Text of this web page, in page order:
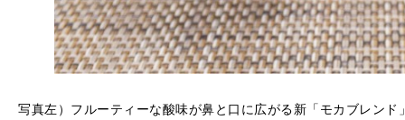
写真左）フルーティーな酸味が鼻と口に広がる新「モカブレン